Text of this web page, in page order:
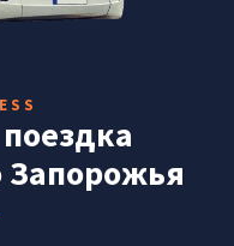
Запорожья